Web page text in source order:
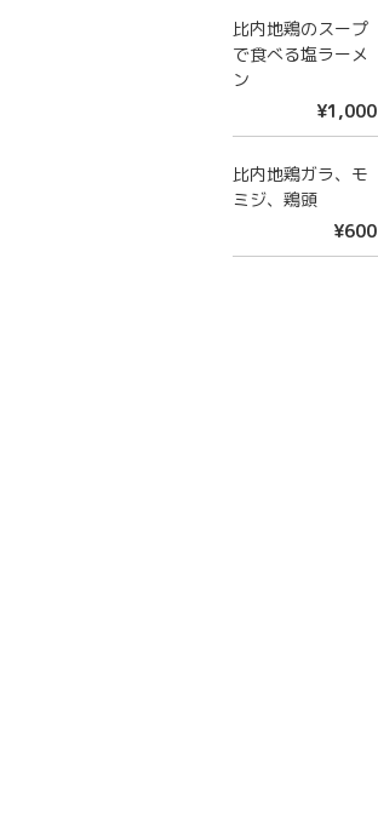
比内地鶏のスープ
で食べる塩ラーメ
ン
¥1,000
比内地鶏ガラ、モ
ミジ、鶏頭
¥600